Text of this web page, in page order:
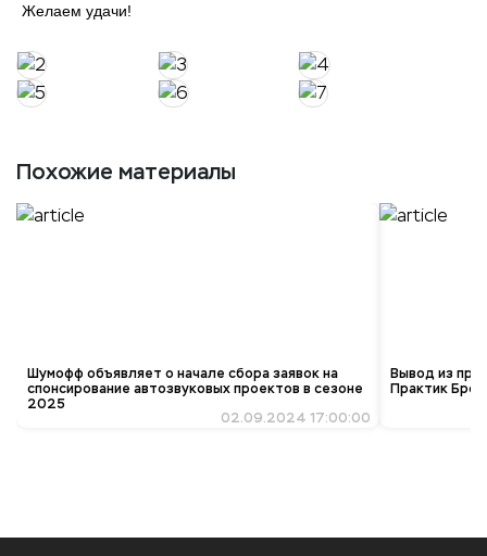
Желаем удачи!
Похожие материалы
Шумофф объявляет о начале сбора заявок на
спонсирование автозвуковых проектов в сезоне
2025
02.09.2024 17:00:00
Вывод из
Практик